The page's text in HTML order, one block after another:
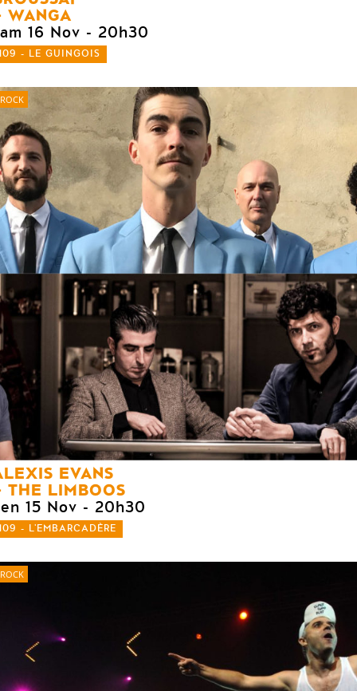
WANGA
16 Nov - 20h30
- LE GUINGOIS
ROCK
EVANS
THE LIMBOOS
15 Nov - 20h30
- L'EMBARCADÈRE
ROCK